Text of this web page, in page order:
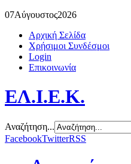
07Αύγουστος2026
Αρχική Σελίδα
Χρήσιμοι Συνδέσμοι
Login
Επικοινωνία
ΕΛ.Ι.Ε.Κ.
Αναζήτηση...
FacebookTwitterRSS